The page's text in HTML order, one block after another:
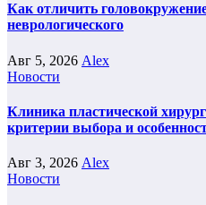
Как отличить
неврологического
Авг 5, 2026 Alex
Новости
Клиника пластической
критерии выбора и
Авг 3, 2026 Alex
Новости